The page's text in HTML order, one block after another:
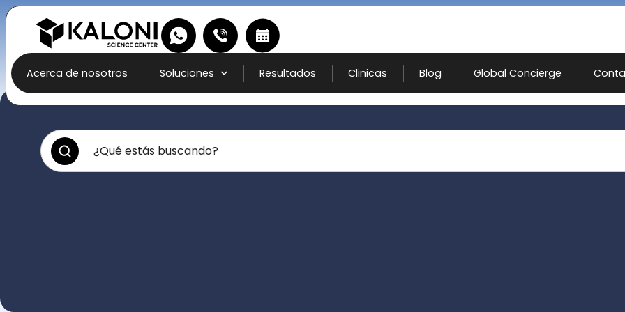
Acerca de nosotros Soluciones Resultados Clinicas Blog Global Concierge